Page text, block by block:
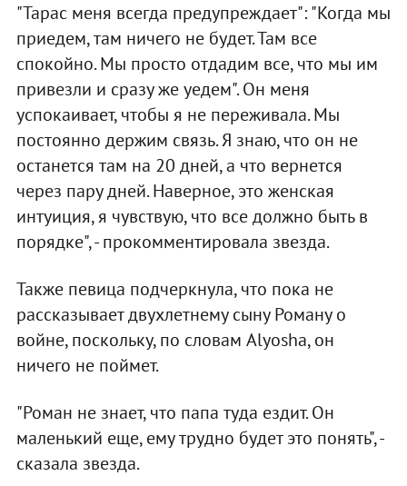
"Тарас меня всегда предупреждает": "Когда мы
приедем, там ничего не будет. Там все
спокойно. Мы просто отдадим все, что мы им
привезли и сразу же уедем". Он меня
успокаивает, чтобы я не переживала. Мы
постоянно держим связь. Я знаю, что он не
останется там на 20 дней, а что вернется
через пару дней. Наверное, это женская
интуиция, я чувствую, что все должно быть в
порядке", - прокомментировала звезда.
Также певица подчеркнула, что пока не
рассказывает двухлетнему сыну Роману о
войне, поскольку, по словам Alyosha, он
ничего не поймет.
"Роман не знает, что папа туда ездит. Он
маленький еще, ему трудно будет это понять", -
сказала звезда.